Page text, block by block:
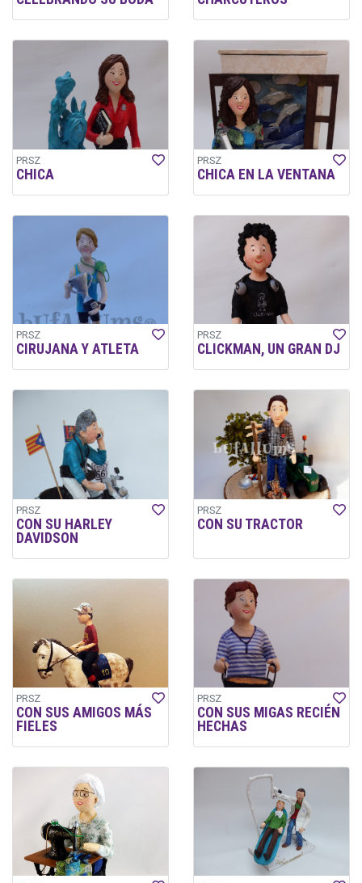
PRSZ
CHICA
PRSZ
CHICA EN LA VENTANA
PRSZ
CIRUJANA Y ATLETA
PRSZ
CLICKMAN, UN GRAN DJ
PRSZ
CON SU HARLEY
DAVIDSON
PRSZ
CON SU TRACTOR
PRSZ
CON SUS AMIGOS MÁS
FIELES
PRSZ
CON SUS MIGAS RECIÉN
HECHAS